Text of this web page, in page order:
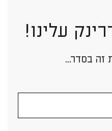
עלינו!
זה בסדר...